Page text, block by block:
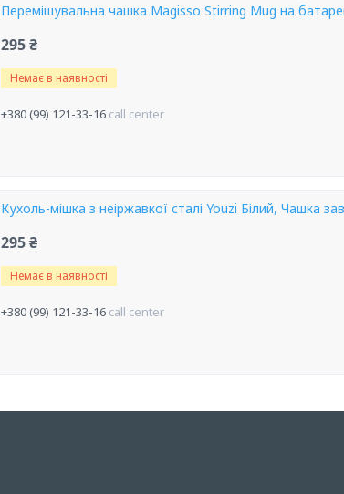
Перемішувальна чашка Magisso Stirring Mug на
295 ₴
Немає в наявності
+380 (99) 121-33-16 call center
Кухоль-мішка з неіржавкої сталі Youzi Білий, Чашка
295 ₴
Немає в наявності
+380 (99) 121-33-16 call center